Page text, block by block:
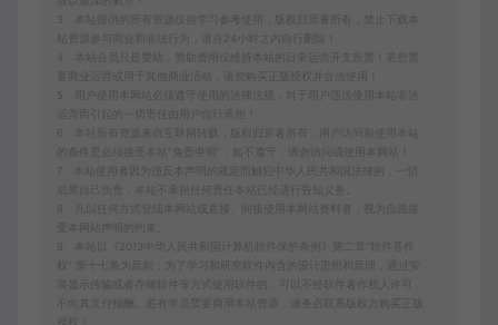
3、本站提供的所有资源仅供学习参考使用，版权归原著所有，禁止下载本
站资源参与商业和非法行为，请在24小时之内自行删除！
4、本站会员只是赞助，赞助费用仅维持本站的日常运营开支所需！若您需
要商业运营或用于其他商业活动，请您购买正版授权并合法使用！
5、用户使用本网站必须遵守使用的法律法规，对于用户违法使用本站非法
6、本站所有资源来自互联网转载，版权归原著所有，用户访问和使用本站
的条件是必须接受本站“免责申明”，如不遵守，请勿访问或使用本网站！
7、本站使用者因为违反本声明的规定而触犯中华人民共和国法律的，一切
后果自己负责，本站不承担任何责任本站已经进行告知义务。
8、凡以任何方式登陆本网站或直接、间接使用本网站资料者，视为自愿接
受本网站声明的约束。
9、本站以《2013中华人民共和国计算机软件保护条例》第二章"软件菩作
权” 第十七条为原则：为了学习和研究软件内含的设计思想和原理，通过安
装显示传输或者存储软件等方式使用软件的，可以不经软件著作权人许可，
不向其支付报酬。若有学员需要商用本站资源，请务必联系版权方购买正版